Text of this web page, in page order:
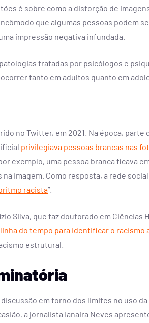
é sobre como a distorção de
que algumas pessoas podem
impressão negativa infundada.
tratadas por psicólogos e
ocorrer tanto em adultos quanto em
no Twitter, em 2021. Na época,
privilegiava pessoas brancas nas
exemplo, uma pessoa branca ficava
imagem. Como resposta, a rede
racista”.
Silva, que faz doutorado em Ciências
linha do tempo para identificar o racismo
estrutural.
em torno dos limites no uso
a jornalista Ianaira Neves